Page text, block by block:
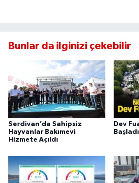
Bunlar da ilginizi çekebilir
Serdivan’da Sahipsiz
Hayvanlar Bakımevi
Hizmete Açıldı
Dev
Başladı